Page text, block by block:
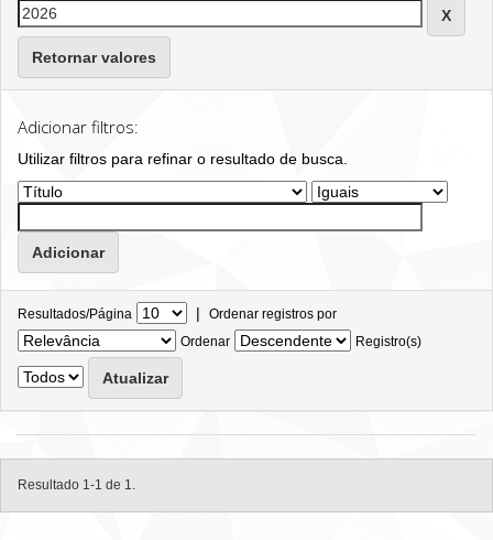
Retornar valores
Adicionar filtros:
Utilizar filtros para refinar o resultado de busca.
Resultados/Página | Ordenar registros por
Ordenar
Registro(s)
Resultado 1-1 de 1.